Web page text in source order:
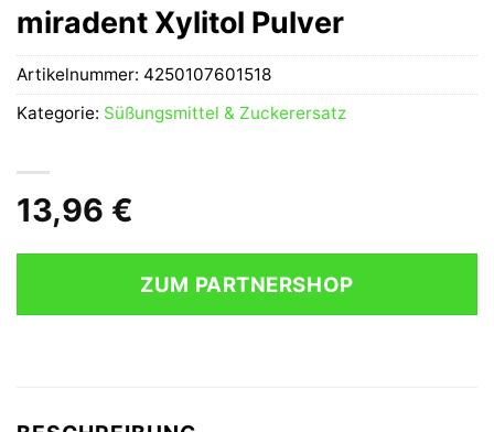
miradent Xylitol Pulver
13,96 €
ZUM PARTNERSHOP
Artikelnummer: 4250107601518
Kategorie: Süßungsmittel & Zuckerersatz